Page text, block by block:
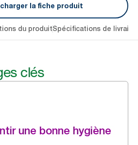
la fiche produit
du produitSpécifications de
clés
une bonne hygiène